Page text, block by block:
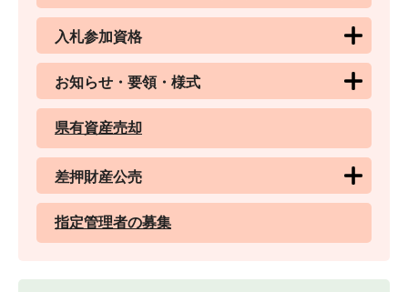
入札参加資格
お知らせ・要領・様式
県有資産売却
差押財産公売
指定管理者の募集